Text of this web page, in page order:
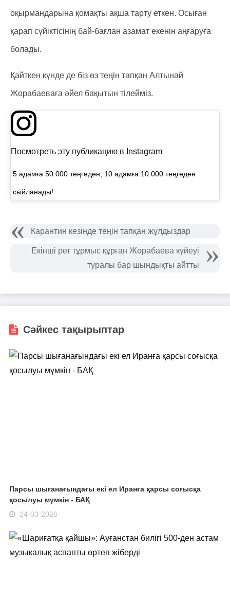
оқырмандарына қомақты ақша тарту еткен. Осыған
қарап сүйіктісінің бай-бағлан азамат екенін аңғаруға
болады.
Қайткен күнде де біз өз теңін тапқан Алтынай
Жорабаеваға әйел бақытын тілейміз.
Посмотреть эту публикацию в Instagram
5 адамға 50.000 теңгеден, 10 адамға 10.000 теңгеден
сыйланады!
Карантин кезінде теңін тапқан жұлдыздар
​Екінші рет тұрмыс құрған Жорабаева күйеуі
туралы бар шындықты айтты
Сәйкес тақырыптар
Парсы шығанағындағы екі ел Иранға қарсы соғысқа
қосылуы мүмкін - БАҚ
24-03-2026